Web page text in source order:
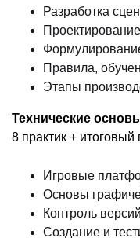
Разработка
Правила,
Этапы
Технические
8 практик + итоговый
Игровые
Основы
Контроль
Создание и